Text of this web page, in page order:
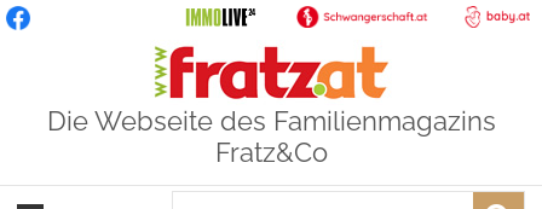
Die Webseite des Familienmagazins
Fratz&Co